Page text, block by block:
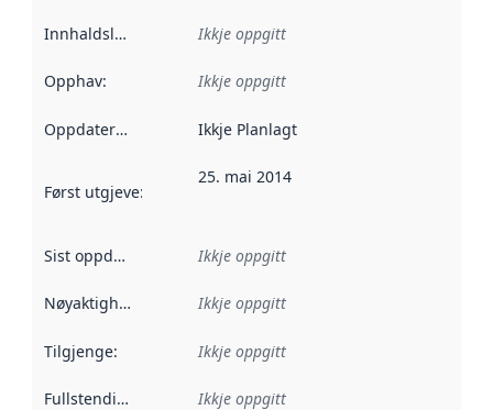
Innhaldsleverandørar :
Ikkje oppgitt
Opphav: Ikkje oppgitt
Oppdateringsfrekvens :
Ikkje Planlagt
Først utgjeve:
25. mai 2014
Sist oppdatert Ikkje oppgitt
Nøyaktigheit Ikkje oppgitt
Tilgjenge: Ikkje oppgitt
Fullstendigheit Ikkje oppgitt